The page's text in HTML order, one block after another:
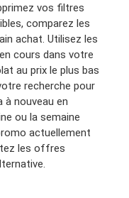
vos filtres
comparez les
achat. Utilisez les
cours dans votre
au prix le plus bas
recherche pour
nouveau en
ou la semaine
actuellement
les offres